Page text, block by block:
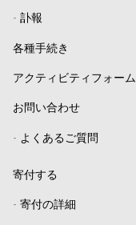
- 訃報
各種手続き
アクティビティフォーム
お問い合わせ
- よくあるご質問
寄付する
- 寄付の詳細